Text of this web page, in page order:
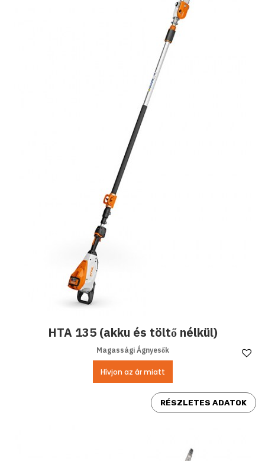
HTA 135 (akku és töltő nélkül)
Magassági Ágnyesők
Hívjon az ár miatt
RÉSZLETES ADATOK